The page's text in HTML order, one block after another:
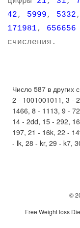
42, 5999, 5332
171981, 656656
счисления.
Число 587 в других
2 - 1001001011, 3 -
1466, 8 - 1113, 9 -
14 - 2dd, 15 - 292,
197, 21 - 16k, 22 -
- lk, 28 - kr, 29 - k7,
©
Free Weight loss